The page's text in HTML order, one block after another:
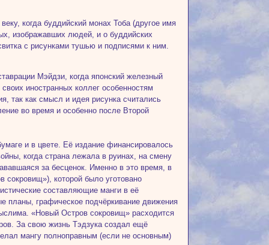
когда буддийский монах Тоба (другое имя
изображавших людей, и о буддийских
с рисунками тушью и подписями к ним.
Мэйдзи, когда японский железный
иностранных коллег особенностям
так как смысл и идея рисунка считались
во время и особенно после Второй
и в цвете. Её издание финансировалось
когда страна лежала в руинах, на смену
за бесценок. Именно в это время, в
сокровищ»), которой было уготовано
составляющие манги в её
планы, графическое подчёркивание движения
«Новый Остров сокровищ» расходится
За свою жизнь Тэдзука создал ещё
мангу полноправным (если не основным)